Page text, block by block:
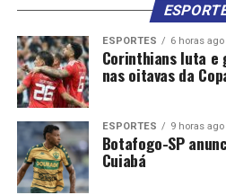
ESPORTES 6 horas ago
Corinthians luta e
nas oitavas da
ESPORTES 9 horas ago
Botafogo-SP
Cuiabá